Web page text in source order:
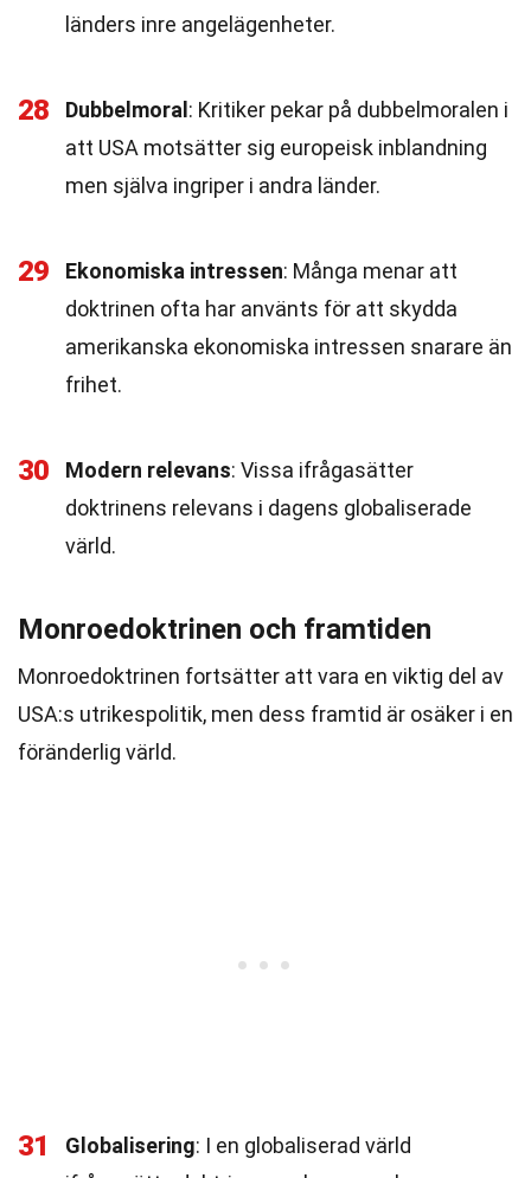
länders inre angelägenheter.
28 Dubbelmoral : Kritiker pekar på dubbelmoralen i
att USA motsätter sig europeisk inblandning
men själva ingriper i andra länder.
29 Ekonomiska intressen: Många menar att
doktrinen ofta har använts för att skydda
amerikanska ekonomiska intressen snarare än
frihet.
30 Modern relevans: Vissa ifrågasätter
doktrinens relevans i dagens globaliserade
värld.
Monroedoktrinen och framtiden
Monroedoktrinen fortsätter att vara en viktig del av
USA:s utrikespolitik, men dess framtid är osäker i en
föränderlig värld.
31 Globalisering: I en globaliserad värld